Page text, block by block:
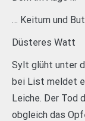
… Keitum und
Düsteres Watt
Sylt glüht unter
bei List meldet
Leiche. Der Tod
obgleich das